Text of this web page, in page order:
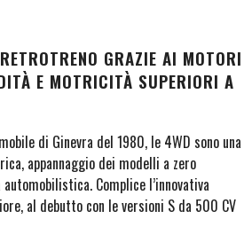
GRAZIE AI MOTORI
E MOTRICITÀ SUPERIORI A
di Ginevra del 1980, le 4WD sono una
appannaggio dei modelli a zero
Complice l’innovativa
al debutto con le versioni S da 500 CV